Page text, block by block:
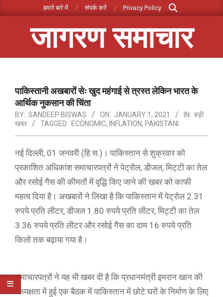
to
हमारे बारे में संपर्क करें Privacy Policy
Search
जागरण समाचार
Menuपाकिस्तानी अखबारों सेः खुद महंगाई से त्रस्त लेकिन भारत के
आर्थिक नुकसान की चिंता
BY: SANDEEP BISWAS ON: JANUARY 1, 2021 IN: बड़ी
खबर
TAGGED: ECONOMIC, INFLATION, PAKISTANI
नई दिल्ली, 01 जनवरी (हि.स.)। पाकिस्तान से शुक्रवार को
प्रकाशित अधिकांश समाचारपत्रों ने पेट्रोल, डीजल, मिट्टी का तेल
और रसोई गैस की कीमतों में वृद्धि किए जाने की खबर को काफी
महत्व दिया है। अखबारों ने लिखा है कि पाकिस्तान में पेट्रोल 2.31
रुपये प्रति लीटर, डीजल 1.80 रुपये प्रति लीटर, मिट्टी का तेल
3.36 रुपये प्रति लीटर और रसोई गैस का दाम 16 रुपये प्रति
किलो तक बढ़ाया गया है।
समाचारपत्रों ने यह भी खबर दी है कि प्रधानमंत्री इमरान खान की
अध्यक्षता में हुई एक बैठक में पाकिस्तान में छोटे घरों के निर्माण के लिए